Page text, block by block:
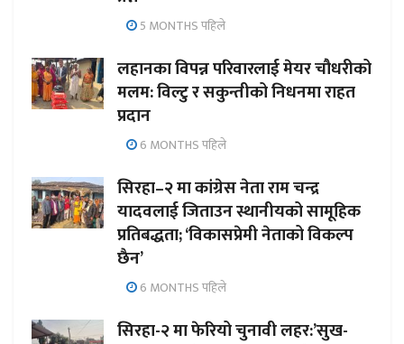
5 MONTHS पहिले
लहानका विपन्न परिवारलाई मेयर चौधरीको
मलम: विल्टु र सकुन्तीको निधनमा राहत
प्रदान
6 MONTHS पहिले
सिरहा–२ मा कांग्रेस नेता राम चन्द्र
यादवलाई जिताउन स्थानीयको सामूहिक
प्रतिबद्धता; ‘विकासप्रेमी नेताको विकल्प
छैन’
6 MONTHS पहिले
सिरहा-२ मा फेरियो चुनावी लहर:’सुख-